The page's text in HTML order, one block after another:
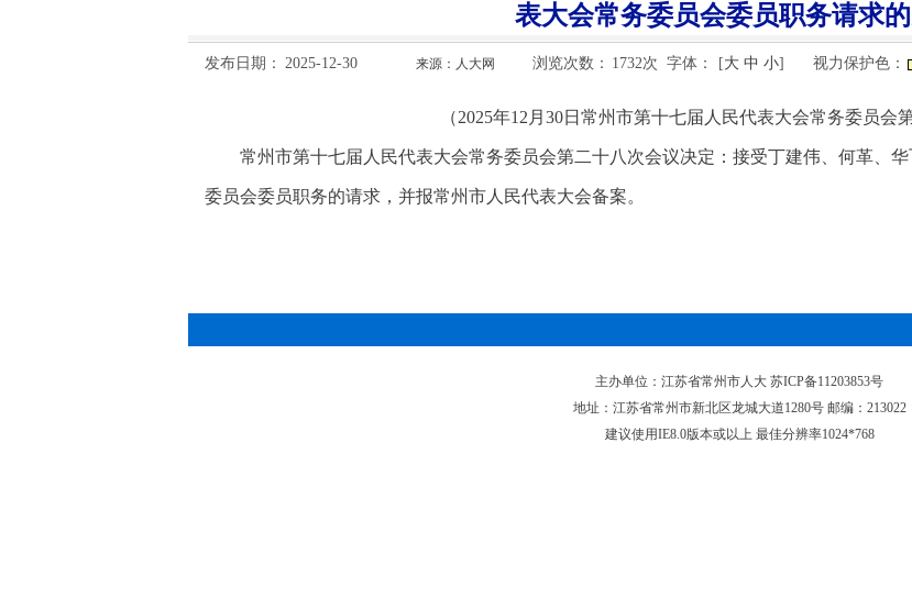
表大会常务委员会委员职务请求
发布日期： 2025-12-30 来源：人大网 浏览次数： 1732次 字体： [大 中 小] 视力保护色：
（2025年12月30日常州市第十七届人民代表大会常务委员会
常州市第十七届人民代表大会常务委员会第二十八次会议决定：接受丁建伟、何革、
委员会委员职务的请求，并报常州市人民代表大会备案。
主办单位：江苏省常州市人大 苏ICP备11203853号
地址：江苏省常州市新北区龙城大道1280号 邮编：213022
建议使用IE8.0版本或以上 最佳分辨率1024*768